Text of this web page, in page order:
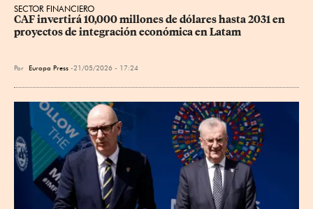
SECTOR FINANCIERO
CAF invertirá 10,000 millones de dólares hasta 2031 en
proyectos de integración económica en Latam
Por Europa Press 21/05/2026 - 17:24